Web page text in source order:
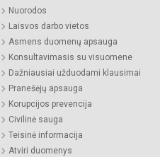
Nuorodos
Laisvos darbo vietos
Asmens duomenų apsauga
Konsultavimasis su visuomene
Dažniausiai užduodami klausimai
Pranešėjų apsauga
Korupcijos prevencija
Civilinė sauga
Teisinė informacija
Atviri duomenys